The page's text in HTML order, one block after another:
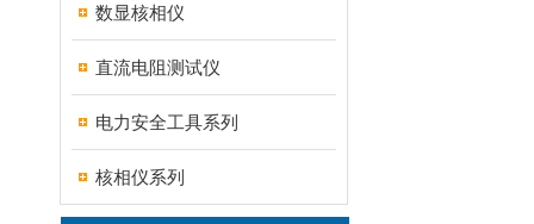
数显核相仪
直流电阻测试仪
电力安全工具系列
核相仪系列